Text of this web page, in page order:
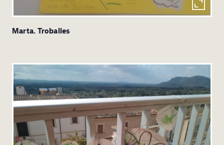
Marta. Troballes